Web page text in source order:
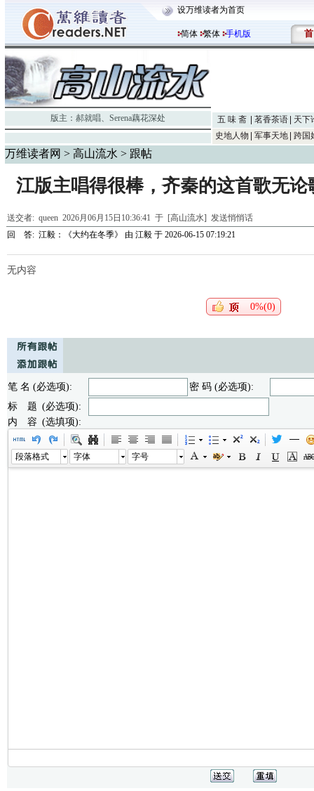
设万维读者为首页
简体 繁体 手机版 首
版主： 郝就唱、 Serena藕花深处 五 味 斋 茗香茶语
天下
史地人物
军事天地 跨国
万维读者网 > 高山流水 > 跟帖
江版主唱得很棒，齐秦的这首歌无
送交者: queen 2026月06月15日10:36:41 于 [高山流水] 发送悄悄话
回 答: 江毅：《大约在冬季》 由 江毅 于 2026-06-15 07:19:21
无内容
0%(0)
笔 名 (必选项):
密 码 (必选项):
标 题 (必选项):
内 容 (选填项):
段落格式 字体 字号